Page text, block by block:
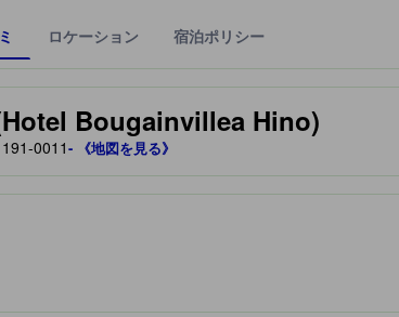
ロケーション 宿泊ポリシー
Bougainvillea Hino)
施設に備わっていると予測される快適さや客室のレベ
0011- 《地図を見る》